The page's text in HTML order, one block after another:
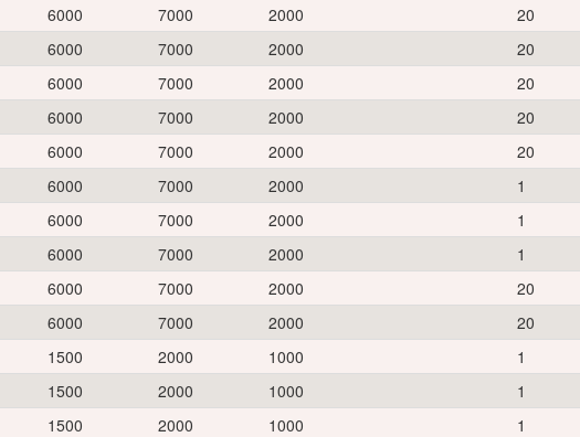
6000 7000 2000 20
6000 7000 2000 20
6000 7000 2000 20
6000 7000 2000 20
6000 7000 2000 20
6000 7000 2000 1
6000 7000 2000 1
6000 7000 2000 1
6000 7000 2000 20
6000 7000 2000 20
1500 2000 1000 1
1500 2000 1000 1
1500 2000 1000 1